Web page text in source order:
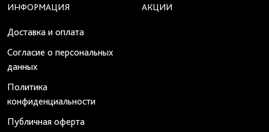
ИНФОРМАЦИЯ
Доставка и оплата
Согласие о персональных
данных
Политика
конфиденциальности
Публичная оферта
АКЦИИ